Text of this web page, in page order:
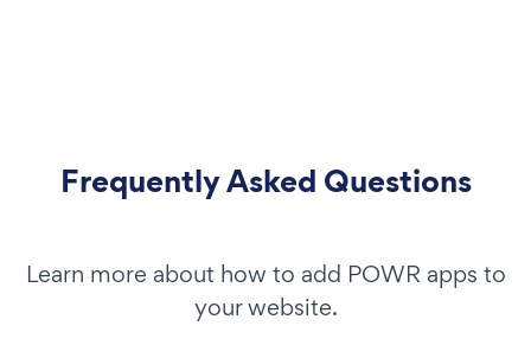
Frequently Asked Questions
Learn more about how to add POWR apps to
your website.